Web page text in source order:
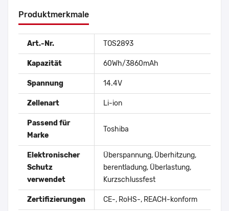
Produktmerkmale
Art.-Nr. TOS2893
Kapazität 60Wh/3860mAh
Spannung 14.4V
Zellenart Li-ion
Passend für
Marke
Toshiba
Elektronischer
Schutz
verwendet
Überspannung, Überhitzung,
berentladung, Überlastung,
Kurzschlussfest
Zertifizierungen
CE-, RoHS-, REACH-konform